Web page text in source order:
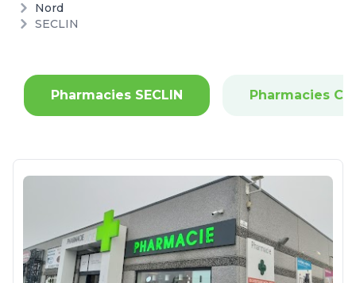
Nord
SECLIN
Pharmacies SECLIN Pharmacies